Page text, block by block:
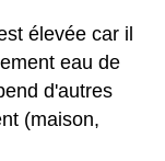
élevée car il
eau de
d'autres
(maison,